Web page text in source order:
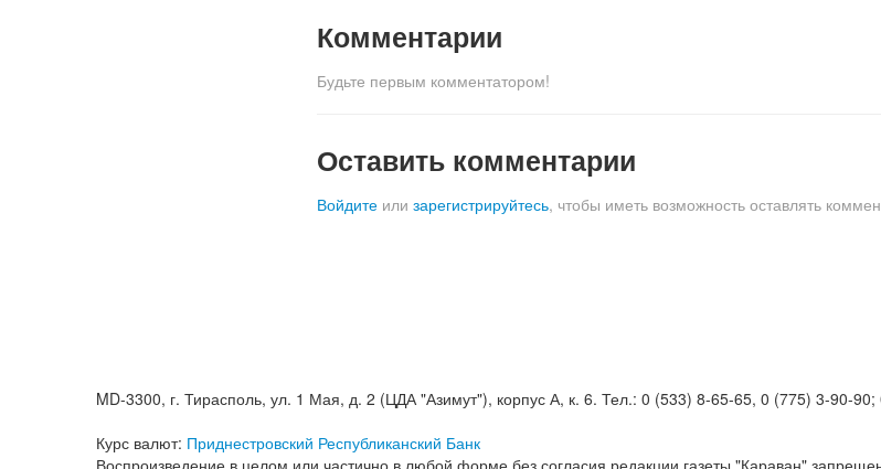
Комментарии
Будьте первым комментатором!
Оставить комментарии
Войдите или зарегистрируйтесь, чтобы иметь возможность оставлять
MD-3300, г. Тирасполь, ул. 1 Мая, д. 2 (ЦДА "Азимут"), корпус А, к. 6. Тел.: 0 (533) 8-65-65, 0 (775) 3-90-
Курс валют: Приднестровский Республиканский Банк
Воспроизведение в целом или частично в любой форме без согласия редакции газеты "Караван"